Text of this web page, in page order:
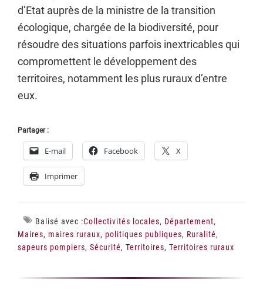
d’Etat auprès de la ministre de la transition
écologique, chargée de la biodiversité, pour
résoudre des situations parfois inextricables qui
compromettent le développement des
territoires, notamment les plus ruraux d’entre
eux.
Partager :
E-mail Facebook X
Imprimer
Balisé avec :Collectivités locales, Département,
Maires, maires ruraux, politiques publiques, Ruralité,
sapeurs pompiers, Sécurité, Territoires, Territoires ruraux